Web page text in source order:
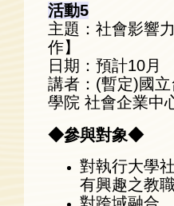
活動5
主題：社會影響
作】
日期：預計10月
講者：(暫定)國
學院 社會企業中
◆參與對象◆
對執行大學
有興趣之教